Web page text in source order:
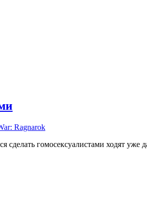
Ragnarok
сделать гомосексуалистами ходят